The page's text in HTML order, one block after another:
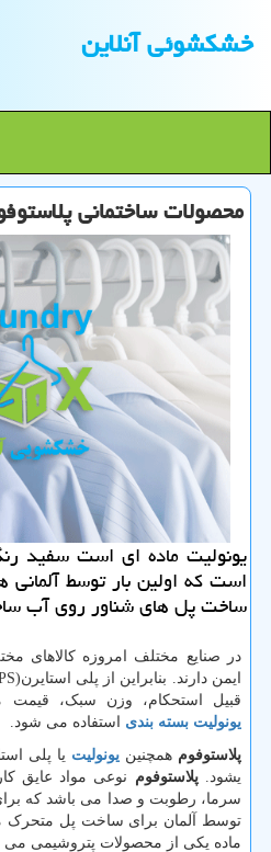
خشكشوئی آنلاین
محصولات ساختمانی
یونولیت ماده ای است سفید
است كه اولین بار توسط
ساخت پل های شناور روی آب
در صنایع مختلف امروزه کالاهای
ایمن دارند. بنابراین از پلی استایرن(
قبیل استحکام، وزن سبک، قیمت
یونولیت بسته بندی استفاده می شود.
پلاستوفوم همچنین یونولیت یا پلی
یشود.پلاستوفوم نوعی مواد عایق
سرما، رطوبت و صدا می باشد که
توسط آلمان برای ساخت پل متحرک
ماده یکی از محصولات پتروشیمی